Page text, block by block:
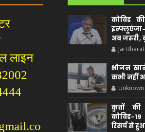
लाइन
कोविड
अब जरूरी,
Jai
भोजन
कभी नहीं
Unknown
कुत्तों
कोविड-
रिसर्च से